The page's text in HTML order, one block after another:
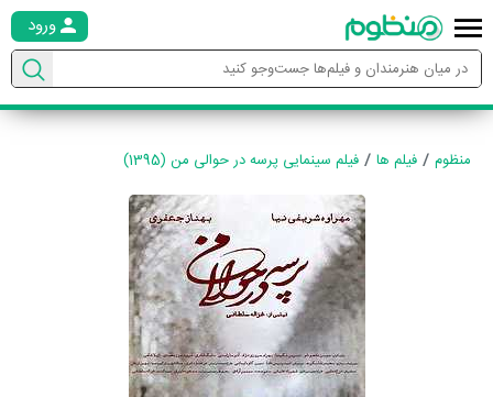
ورود
منظوم فیلم ها فیلم سینمایی پرسه در حوالی من (1395)